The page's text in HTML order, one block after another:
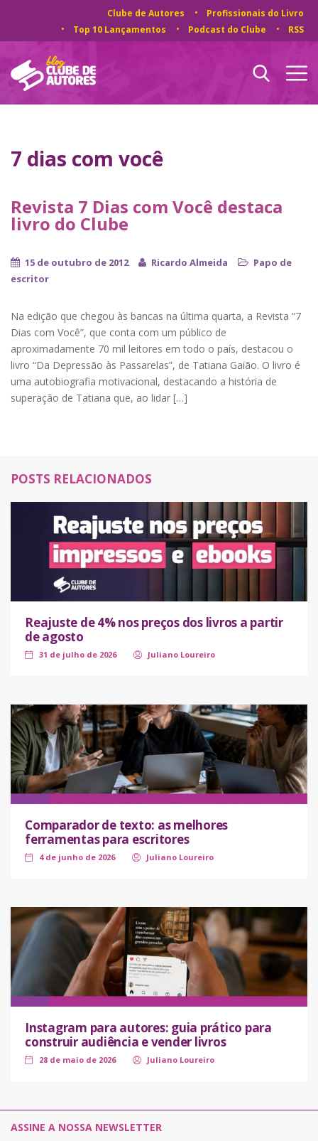
Clube de Autores
Profissionais do Livro
Top 10 Lançamentos
Podcast do Clube RSS
7 dias com você
Revista 7 Dias com Você destaca
livro do Clube
15 de outubro de 2012 Ricardo Almeida
Papo de
escritor
Na edição que chegou às bancas na última quarta, a Revista “7
Dias com Você”, que conta com um público de
aproximadamente 70 mil leitores em todo o país, destacou o
livro “Da Depressão às Passarelas”, de Tatiana Gaião. O livro é
uma autobiografia motivacional, destacando a história de
superação de Tatiana que, ao lidar […]
POSTS RELACIONADOS
Reajuste de 4% nos preços dos livros a partir
de agosto
31 de julho de 2026 Juliano Loureiro
Comparador de texto: as melhores
ferramentas para escritores
4 de junho de 2026 Juliano Loureiro
Instagram para autores: guia prático para
construir audiência e vender livros
28 de maio de 2026 Juliano Loureiro
ASSINE A NOSSA NEWSLETTER